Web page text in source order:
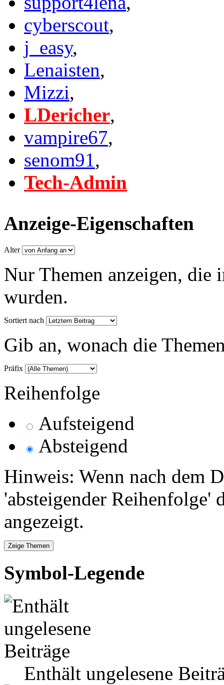
cyberscout,
j_easy,
Lenaisten,
Mizzi,
LDericher,
vampire67,
senom91,
Tech-Admin
Anzeige-Eigenschaften
Alter
Nur Themen anzeigen, die
wurden.
Sortiert nach
Gib an, wonach die
Präfix
Reihenfolge
Aufsteigend
Absteigend
Hinweis: Wenn nach dem
'absteigender Reihenfolge'
angezeigt.
Symbol-Legende
Enthält ungelesene